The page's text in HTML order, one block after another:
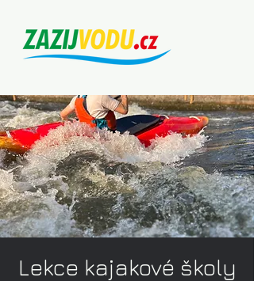
Lekce kajakové školy